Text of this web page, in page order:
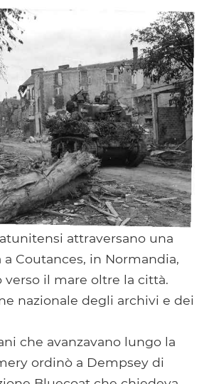
attraversano una
Coutances, in Normandia,
verso il mare oltre la città.
nazionale degli archivi e dei
che avanzavano lungo la
ordinò a Dempsey di